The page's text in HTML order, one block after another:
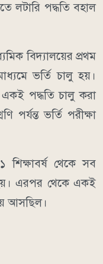
লটারি পদ্ধতি বহাল
বিদ্যালয়ের প্রথম
ভর্তি চালু হয়।
একই পদ্ধতি চালু করা
পর্যন্ত ভর্তি পরীক্ষা
থেকে সব
হয়। এরপর থেকে একই
আসছিল।